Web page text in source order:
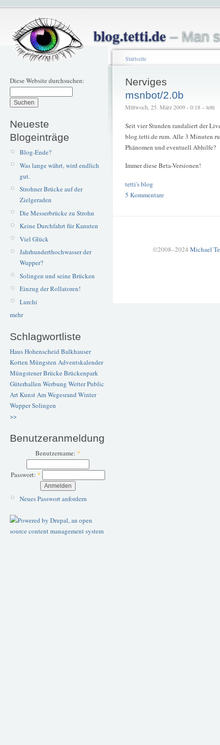
blog.tetti.de– Man
Diese Website durchsuchen:
Neueste
Blogeinträge
Blog-Ende?
Was lange währt, wird endlich
gut.
Strohner Brücke auf der
Zielgeraden
Die Messerbrücke zu Strohn
Keine Durchfahrt für Kanuten
Viel Glück
Jahrhunderthochwasser der
Wupper?
Solingen und seine Brücken
Einzug der Rollatoren!
Lurchi
mehr
Schlagwortliste
Haus Hohenscheid Balkhauser
Kotten Müngsten Adventskalender
Müngstener BrückeBrückenpark
Güterhallen Werbung WetterPublic
ArtKunstAm Wegesrand Winter
WupperSolingen
>>
Benutzeranmeldung
Benutzername: *
Passwort: *
Neues Passwort anfordern
Startseite
Nerviges
msnbot/2.0b
Mittwoch, 25. März 2009 - 0:18 – tetti
Seit vier Stunden randaliert der
blog.tetti.de rum. Alle 3 Minuten
Phänomen und eventuell Abhilfe?
Immer diese Beta-Versionen!
tetti's blog
5 Kommentare
©2008–2024 Michael